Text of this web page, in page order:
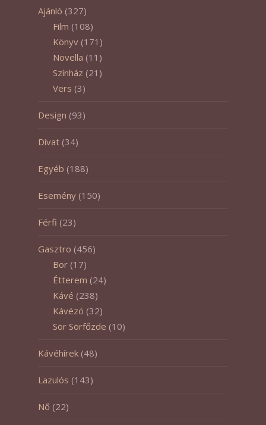
Ajánló (327)
Film (108)
Könyv (171)
Novella (11)
Színház (21)
Vers (3)
Design (93)
Divat (34)
Egyéb (188)
Esemény (150)
Férfi (23)
Gasztro (456)
Bor (17)
Étterem (24)
Kávé (238)
Kávézó (32)
Sör Sörfőzde (10)
Kávéhírek (48)
Lazulós (143)
Nő (22)